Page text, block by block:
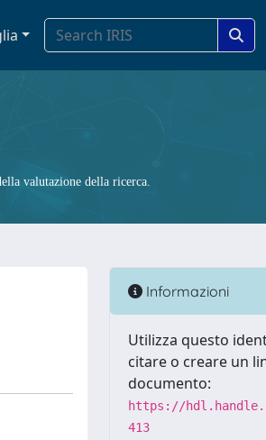
valutazione della ricerca.
Informazioni
Utilizza questo
citare o creare un
documento:
https://
413